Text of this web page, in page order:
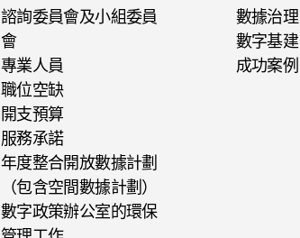
諮詢委員會及小組委員
會
專業人員
職位空缺
開支預算
服務承諾
年度整合開放數據計劃
（包含空間數據計劃）
數字政策辦公室的環保
數據治理
數字基建
成功案例